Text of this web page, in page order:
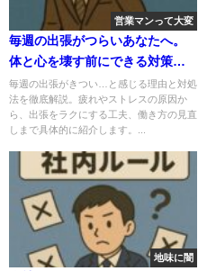
営業マンって大変
毎週の出張がつらいあなたへ。
体と心を壊す前にできる対策と
働き方の工夫
毎週の出張がきつい…と感じる理由と対処
法を徹底解説。疲れやストレスの原因か
ら、出張をラクにする工夫、働き方の見直
しまで具体的に紹介します。...
地味に闇